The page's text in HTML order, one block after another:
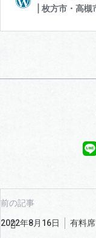
前の記事
2022年8月16日 有料席